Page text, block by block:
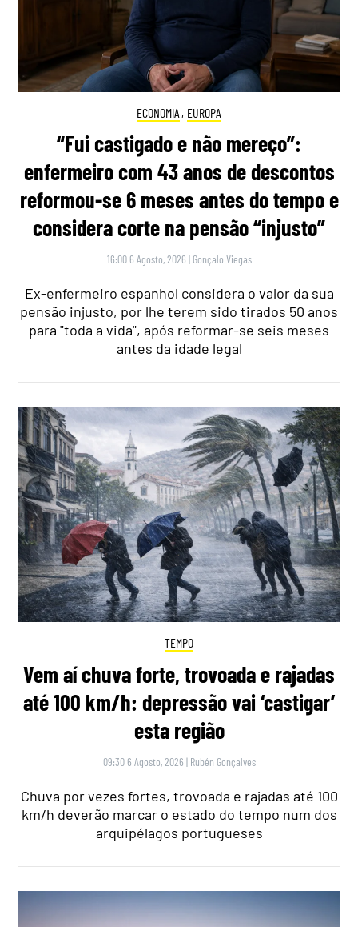
ECONOMIA , EUROPA
“Fui castigado e não mereço”:
enfermeiro com 43 anos de descontos
reformou-se 6 meses antes do tempo e
considera corte na pensão “injusto”
16:00 6 Agosto, 2026 | Gonçalo Viegas
Ex-enfermeiro espanhol considera o valor da sua
pensão injusto, por lhe terem sido tirados 50 anos
para "toda a vida", após reformar-se seis meses
antes da idade legal
TEMPO
Vem aí chuva forte, trovoada e rajadas
até 100 km/h: depressão vai ‘castigar’
esta região
09:30 6 Agosto, 2026 | Rubén Gonçalves
Chuva por vezes fortes, trovoada e rajadas até 100
km/h deverão marcar o estado do tempo num dos
arquipélagos portugueses